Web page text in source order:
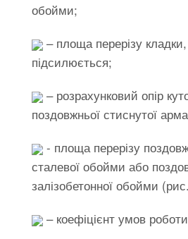
обойми;
– площа перерізу
підсилюється;
– розрахунковий опір
поздовжньої стиснутої
- площа перерізу
сталевої обойми або
залізобетонної обойми
– коефіцієнт умов